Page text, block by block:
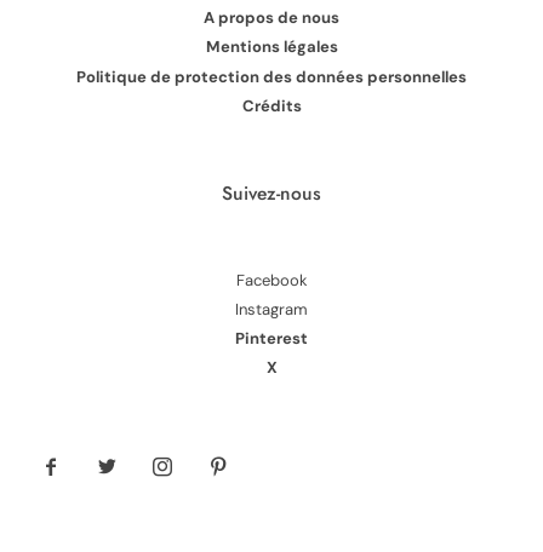
A propos de nous
Mentions légales
Politique de protection des données personnelles
Crédits
Suivez-nous
Facebook
Instagram
Pinterest
X